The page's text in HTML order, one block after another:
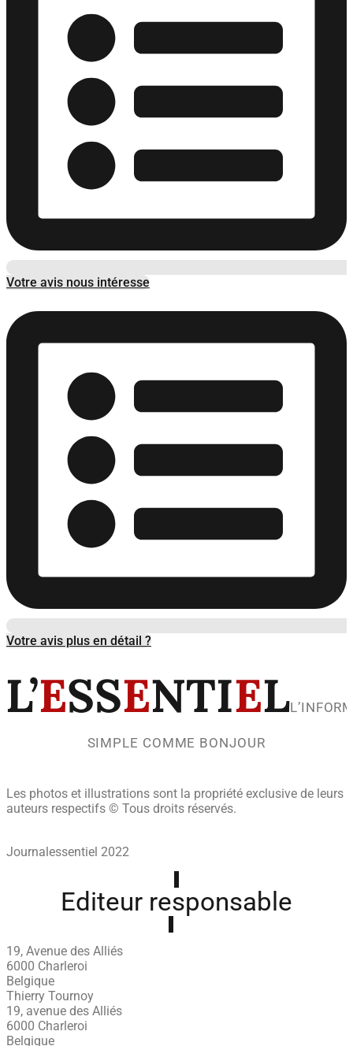
Votre avis nous intéresse
Votre avis plus en détail ?
L’ESSENTIEL
SIMPLE COMME BONJOUR
Les photos et illustrations sont la propriété exclusive de leurs
auteurs respectifs © Tous droits réservés.
Journalessentiel 2022
Editeur responsable
19, Avenue des Alliés
6000 Charleroi
Belgique
Thierry Tournoy
19, avenue des Alliés
6000 Charleroi
Belgique